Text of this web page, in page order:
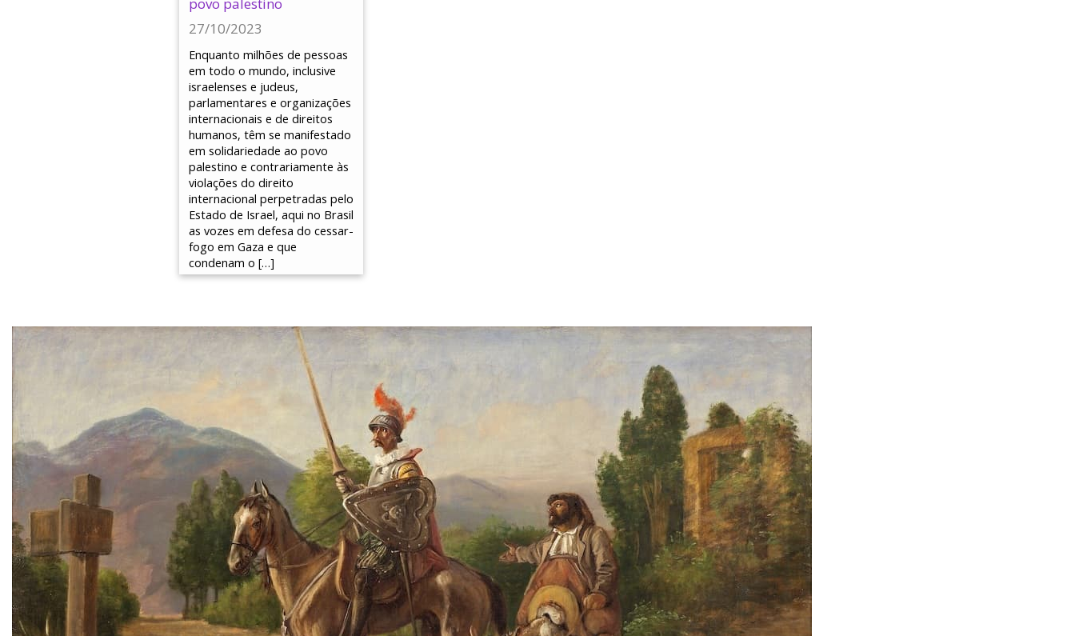
27/10/2023
Enquanto milhões de pessoas
em todo o mundo, inclusive
israelenses e judeus,
parlamentares e organizações
internacionais e de direitos
humanos, têm se manifestado
em solidariedade ao povo
palestino e contrariamente às
violações do direito
internacional perpetradas pelo
Estado de Israel, aqui no Brasil
as vozes em defesa do cessar-
fogo em Gaza e que
condenam o […]